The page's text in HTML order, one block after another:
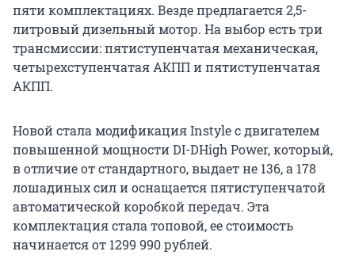
пяти комплектациях. Везде предлагается 2,5-
литровый дизельный мотор. На выбор есть три
трансмиссии: пятиступенчатая механическая,
четырехступенчатая АКПП и пятиступенчатая
АКПП.
Новой стала модификация Instyle с двигателем
повышенной мощности DI-DHigh Power, который,
в отличие от стандартного, выдает не 136, а 178
лошадиных сил и оснащается пятиступенчатой
автоматической коробкой передач. Эта
комплектация стала топовой, ее стоимость
начинается от 1299 990 рублей.